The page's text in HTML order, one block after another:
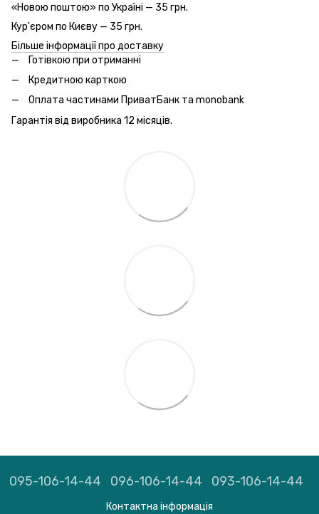
«Новою поштою» по Україні — 35 грн.
Кур'єром по Києву — 35 грн.
Більше інформації про доставку
Готівкою при отриманні
Кредитною карткою
Оплата частинами ПриватБанк та monobank
Гарантія від виробника 12 місяців.
095-106-14-44 096-106-14-44 093-106-14-44
Контактна інформація